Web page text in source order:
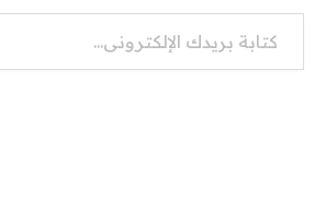
كتابة بريدك الإلكتروني...